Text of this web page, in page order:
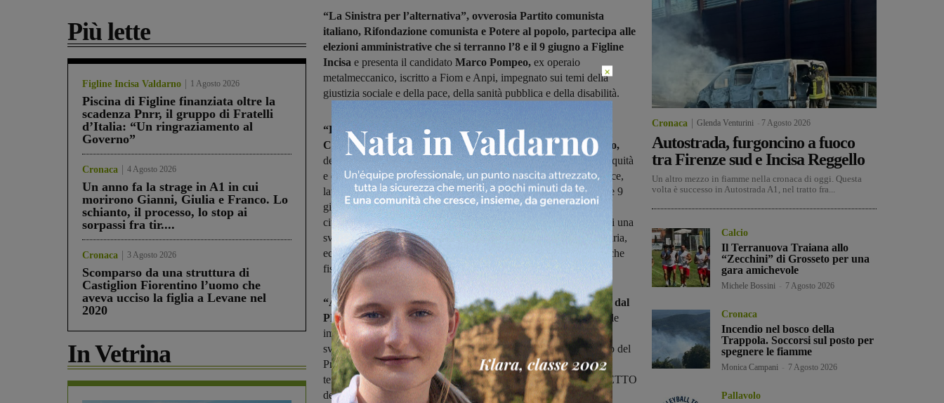
Più lette
Figline Incisa Valdarno 1 Agosto 2026
Piscina di Figline finanziata oltre la
scadenza Pnrr, il gruppo di Fratelli
d’Italia: “Un ringraziamento al
Governo”
Cronaca 4 Agosto 2026
Un anno fa la strage in A1 in cui
morirono Gianni, Giulia e Franco. Lo
schianto, il processo, lo stop ai
sorpassi fra tir....
Cronaca 3 Agosto 2026
Scomparso da una struttura di
Castiglion Fiorentino l’uomo che
aveva ucciso la figlia a Levane nel
2020
In Vetrina
“La Sinistra per l’alternativa”, ovverosia Partito comunista
italiano, Rifondazione comunista e Potere al popolo, partecipa alle
elezioni amministrative che si terranno l’8 e il 9 giugno a Figline
Incisa e presenta il candidato Marco Pompeo, ex operaio
metalmeccanico, iscritto a Fiom e Anpi, impegnato sui temi della
giustizia sociale e della pace, della sanità pubblica e della disabilità.
“La Sinistra per l’alternativa, ispirandosi ai valori della
Costituzione Repubblicana, della Resistenza, dell’antifascismo,
dell’antirazzismo, della lotta alle mafie, dell’ambientalismo, dell’equità
e della giustizia sociale, della solidarietà e dell’inclusione della pace,
lavoro, democrazia, si presenta alle elezioni amministrative del 8 e 9
giugno 2024 nel Comune di Figline Incisa Valdarno. Chiede ai
cittadini il loro voto affinché nel governo del Comune si determini una
svolta netta e si giri pagina: con una nuova politica, sociale, sanitaria,
economica, ecologica, ambientale nel territorio e per nuove politiche
fiscali e tariffarie, più solidali, inclusive e trasparenti”.
“A Figline Incisa esiste un sistema politico bloccato, sostenuto dal
PD espressioneesclusiva di poteri forti,legato agli interessi delle
imprese, al mercato, alle privatizzazioni ed esternalizzazioni, alla
svendita del sistema sanitario locale pubblico, allo smantellamento del
Presidio Sanitario Ospedaliero Serristori, dei beni comuni, del
territorio, del trasporto pubblico locale e SENZA ALCUN RISPETTO
dei diritti civili e
Cronaca Glenda Venturini 7 Agosto 2026
Autostrada, furgoncino a fuoco
tra Firenze sud e Incisa Reggello
Un altro mezzo in fiamme nella cronaca di oggi. Questa
volta è successo in Autostrada A1, nel tratto fra...
Calcio
Il Terranuova Traiana allo
“Zecchini” di Grosseto per una
gara amichevole
Michele Bossini 7 Agosto 2026
Cronaca
Incendio nel bosco della
Trappola. Soccorsi sul posto per
spegnere le fiamme
Monica Campani 7 Agosto 2026
Pallavolo
×